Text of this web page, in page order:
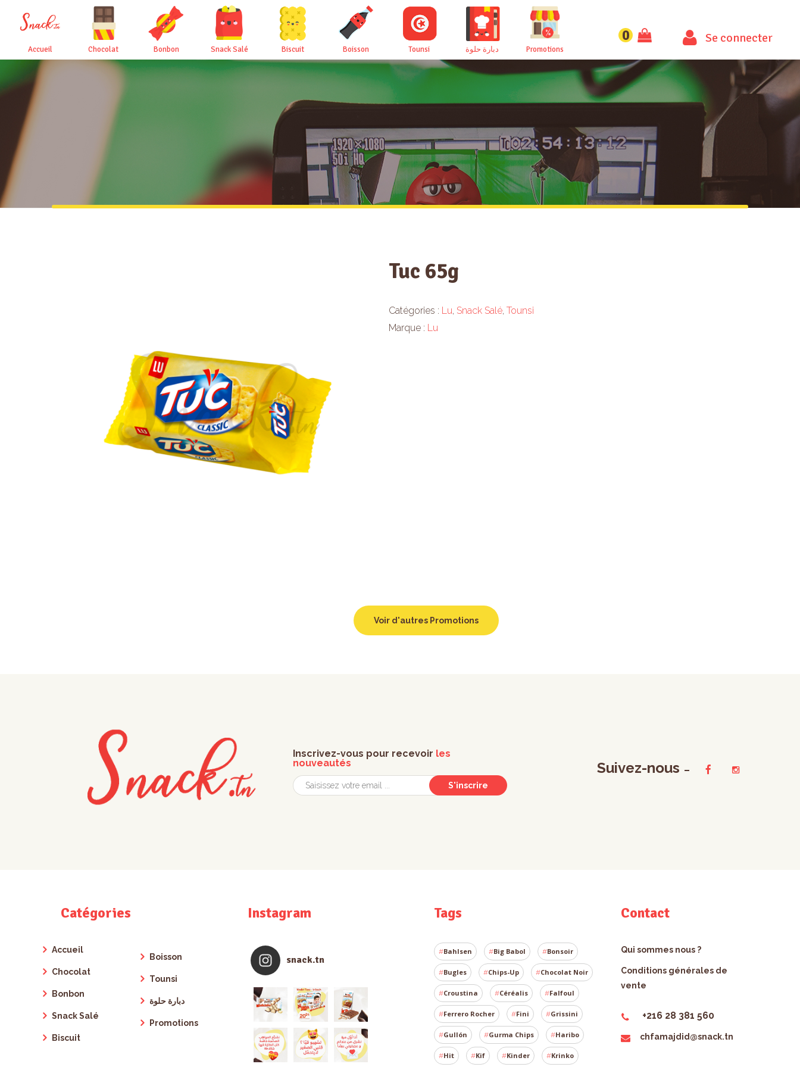
Accueil Chocolat Bonbon Snack Salé Biscuit Boisson Tounsi دبارة حلوة Promotions
0 Se connecter
Tuc 65g
Catégories : Lu, Snack Salé, Tounsi
Marque : Lu
Voir d'autres Promotions
Inscrivez-vous pour recevoir les
nouveautés
S'inscrire
Suivez-nous
Catégories
Accueil
Chocolat
Bonbon
Snack Salé
Biscuit
Boisson
Tounsi
دبارة حلوة
Promotions
Instagram
snack.tn
Tags
Bahlsen Big Babol Bonsoir
Bugles Chips-Up Chocolat Noir
Croustina Céréalis Falfoul
Ferrero Rocher Fini Grissini
Gullón Gurma Chips Haribo
Hit Kif Kinder Krinko
Contact
Qui sommes nous ?
Conditions générales de
vente
+216 28 381 560
chfamajdid@snack.tn